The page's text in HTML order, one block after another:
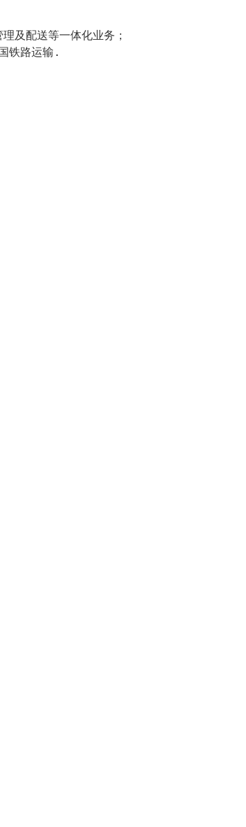
及配送等一体化业务；
铁路运输.